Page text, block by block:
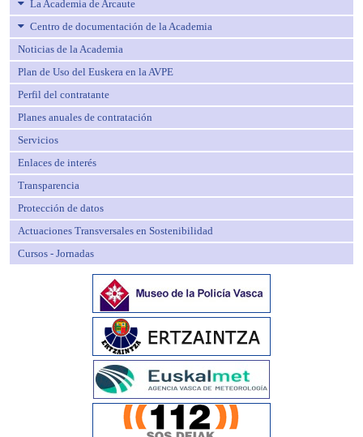
La Academia de Arcaute
Centro de documentación de la Academia
Noticias de la Academia
Plan de Uso del Euskera en la AVPE
Perfil del contratante
Planes anuales de contratación
Servicios
Enlaces de interés
Transparencia
Protección de datos
Actuaciones Transversales en Sostenibilidad
Cursos - Jornadas